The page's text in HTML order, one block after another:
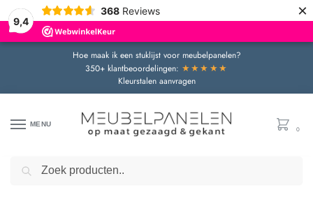
9,4
368 Reviews ×
Hoe maak ik een stuklijst voor meubelpanelen?
350+ klantbeoordelingen: ★★★★★
Kleurstalen aanvragen
MENU
0
Door de bouwvakperiode geldt momenteel een extra levertijd van circa 3 weken